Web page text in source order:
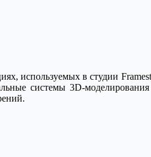
используемых в студии
системы 3D-